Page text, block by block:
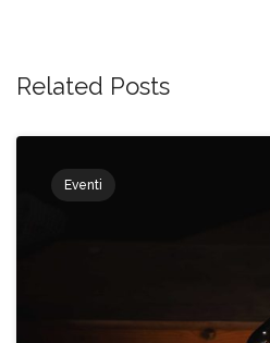
Related Posts
Eventi